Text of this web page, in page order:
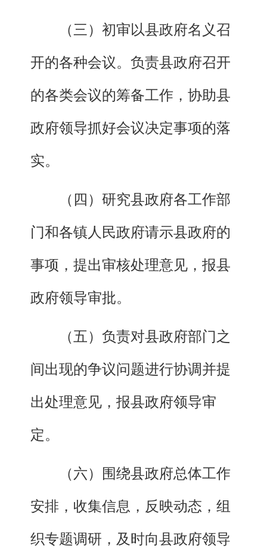
（三）初审以县政府名义召
开的各种会议。负责县政府召开
的各类会议的筹备工作，协助县
政府领导抓好会议决定事项的落
实。
（四）研究县政府各工作部
门和各镇人民政府请示县政府的
事项，提出审核处理意见，报县
政府领导审批。
（五）负责对县政府部门之
间出现的争议问题进行协调并提
出处理意见，报县政府领导审
定。
（六）围绕县政府总体工作
安排，收集信息，反映动态，组
织专题调研，及时向县政府领导